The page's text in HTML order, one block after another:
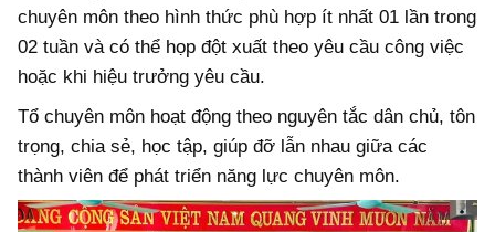
chuyên môn theo hình thức phù hợp ít nhất 01 lần trong
02 tuần và có thể họp đột xuất theo yêu cầu công việc
hoặc khi hiệu trưởng yêu cầu.
Tổ chuyên môn hoạt động theo nguyên tắc dân chủ, tôn
trọng, chia sẻ, học tập, giúp đỡ lẫn nhau giữa các
thành viên để phát triển năng lực chuyên môn.